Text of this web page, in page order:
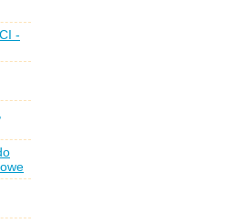
-